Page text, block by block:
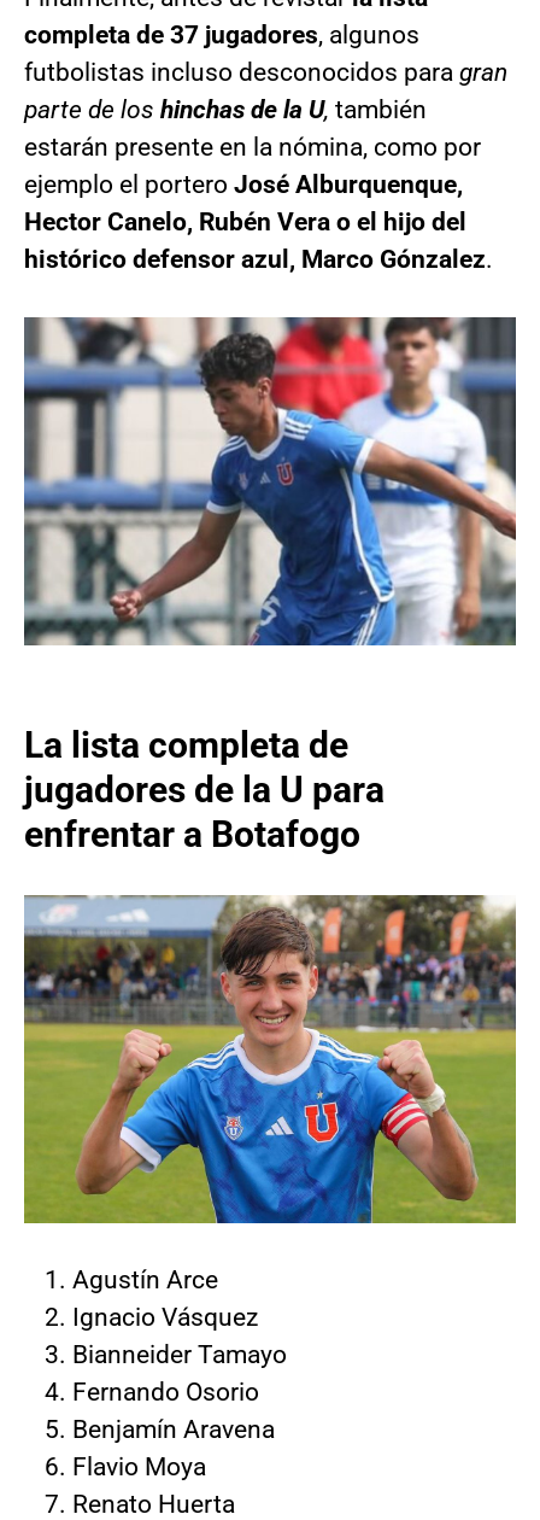
completa de 37 jugadores, algunos
futbolistas incluso desconocidos para gran
parte de los hinchas de la U, también
estarán presente en la nómina, como por
ejemplo el portero José Alburquenque,
Hector Canelo, Rubén Vera o el hijo del
histórico defensor azul, Marco Gónzalez.
La lista completa de
jugadores de la U para
enfrentar a Botafogo
Agustín Arce
Ignacio Vásquez
Bianneider Tamayo
Fernando Osorio
Benjamín Aravena
Flavio Moya
Renato Huerta